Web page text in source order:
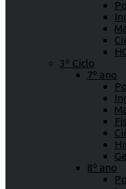
3º Ciclo
7º ano
8º ano